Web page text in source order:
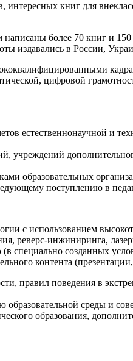
книг для
более 70 книг и 150
издавались в России,
цифровой
естественнонаучной и
учреждений
образовательных
поступлению в
с использованием
реверс-инжиниринга,
специально созданных
контента
правил поведения в
среды и
образования,